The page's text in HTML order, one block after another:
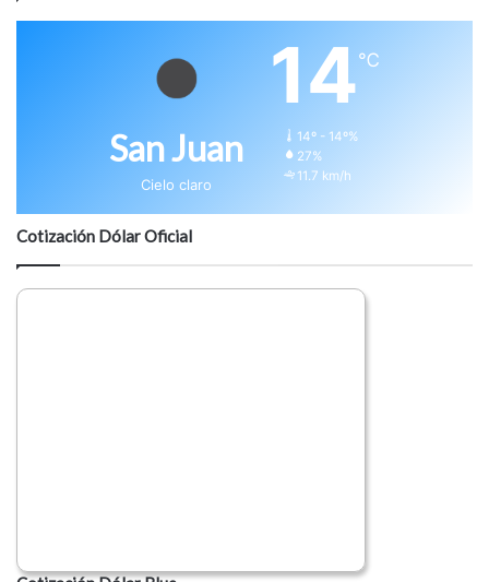
San Juan
Cielo claro
14℃
14º - 14º%
27%
11.7 km/h
Cotización Dólar Oficial